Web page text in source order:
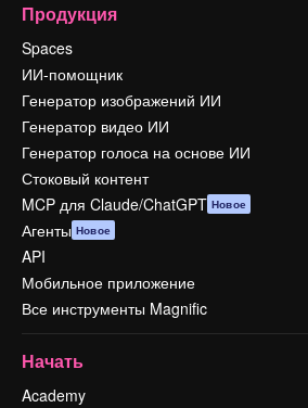
Продукция
Spaces
ИИ-помощник
Генератор изображений ИИ
Генератор видео ИИ
Генератор голоса на основе ИИ
Стоковый контент
MCP для Claude/ChatGPT Новое
Агенты Новое
API
Мобильное приложение
Все инструменты Magnific
Начать
Academy